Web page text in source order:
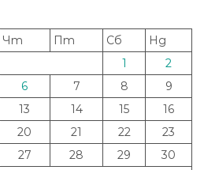
Чт Пт Сб
Нд
1
2
6 7 8
9
13 14 15
16
20 21 22
23
27 28 29
30